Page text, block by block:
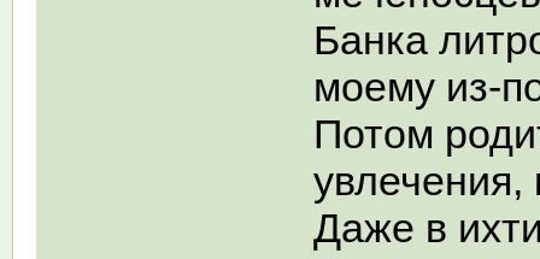
Банка
моему из-
Потом
увлечения,
Даже в